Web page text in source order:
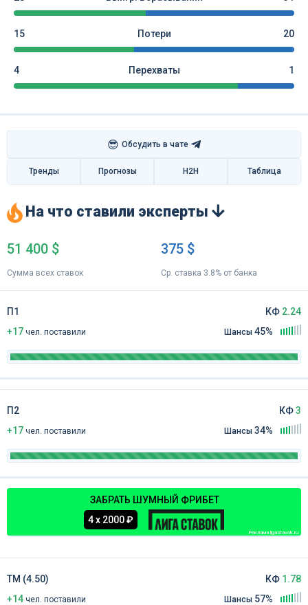
15 Потери 20
4 Перехваты 1
😎 Обсудить в чате
Тренды Прогнозы H2H Таблица
На что ставили эксперты
51 400 $
Сумма всех ставок
375 $
Ср. ставка 3.8% от банка
П1
+17 чел. поставили
КФ 2.24
Шансы 45%
П2
+17 чел. поставили
КФ3
Шансы 34%
ЗАБРАТЬ ШУМНЫЙ ФРИБЕТ
4 х 2000 ₽
Реклама ligastavok.ru
ТМ (4.50)
+14 чел. поставили
КФ 1.78
Шансы 57%